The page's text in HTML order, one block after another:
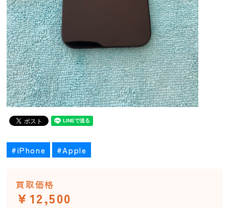
#iPhone #Apple
買取価格
￥12,500